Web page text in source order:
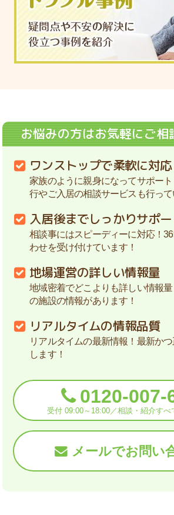
お悩みの方はお気軽にご相
ワンストップで柔軟に対応
家族のように親身になってサポー
行やご入居の相談サービスも行って
入居後までしっかりサポ
相談事にはスピーディーに対応！
わせを受け付けています！
地場運営の詳しい情報量
地域密着でどこよりも詳しい情報
の施設の情報があります！
リアルタイムの情報品質
リアルタイムの最新情報！最新か
します！
0120-007-
受付 09:00～18:00／相談・紹介すべ
メールでお問い